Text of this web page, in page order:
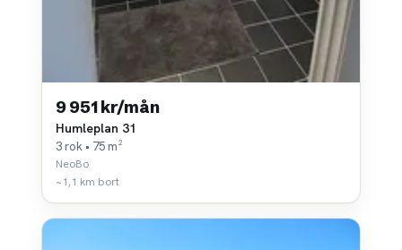
9 951 kr/mån
Humleplan 31
3 rok • 75 m²
NeoBo
~1,1 km bort